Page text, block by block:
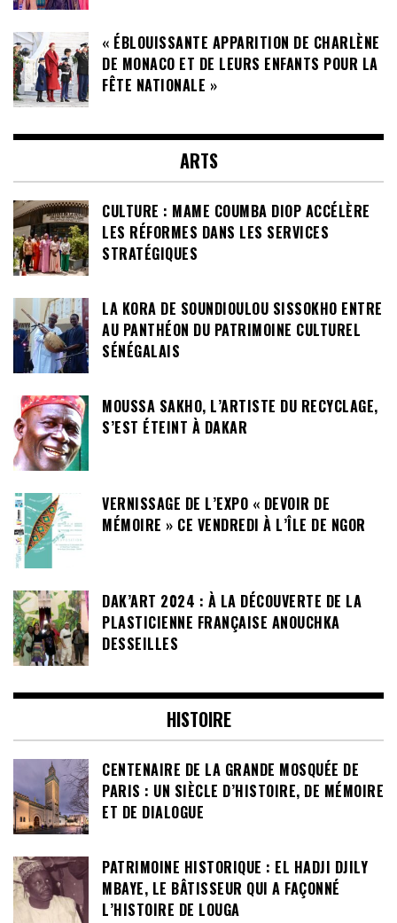
« ÉBLOUISSANTE APPARITION DE CHARLÈNE
DE MONACO ET DE LEURS ENFANTS POUR LA
FÊTE NATIONALE »
ARTS
CULTURE : MAME COUMBA DIOP ACCÉLÈRE
LES RÉFORMES DANS LES SERVICES
STRATÉGIQUES
LA KORA DE SOUNDIOULOU SISSOKHO ENTRE
AU PANTHÉON DU PATRIMOINE CULTUREL
SÉNÉGALAIS
MOUSSA SAKHO, L’ARTISTE DU RECYCLAGE,
S’EST ÉTEINT À DAKAR
VERNISSAGE DE L’EXPO « DEVOIR DE
MÉMOIRE » CE VENDREDI À L’ÎLE DE NGOR
DAK’ART 2024 : À LA DÉCOUVERTE DE LA
PLASTICIENNE FRANÇAISE ANOUCHKA
DESSEILLES
HISTOIRE
CENTENAIRE DE LA GRANDE MOSQUÉE DE
PARIS : UN SIÈCLE D’HISTOIRE, DE MÉMOIRE
ET DE DIALOGUE
PATRIMOINE HISTORIQUE : EL HADJI DJILY
MBAYE, LE BÂTISSEUR QUI A FAÇONNÉ
L’HISTOIRE DE LOUGA